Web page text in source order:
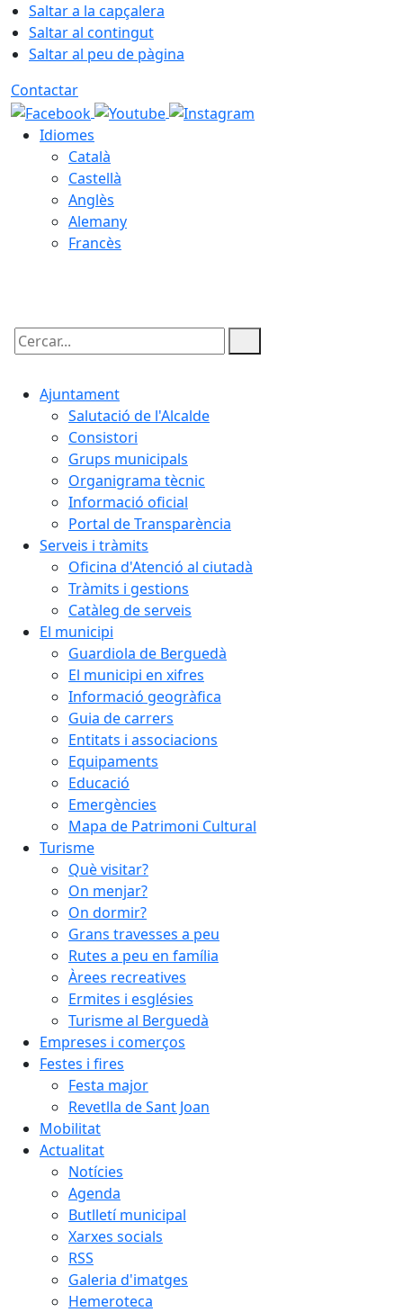
Saltar a la capçalera
Saltar al contingut
Saltar al peu de pàgina
Contactar
Idiomes
Català
Castellà
Anglès
Alemany
Francès
Cercar:
Ajuntament
Salutació de l'Alcalde
Consistori
Grups municipals
Organigrama tècnic
Informació oficial
Portal de Transparència
Serveis i tràmits
Oficina d'Atenció al ciutadà
Tràmits i gestions
Catàleg de serveis
El municipi
Guardiola de Berguedà
El municipi en xifres
Informació geogràfica
Guia de carrers
Entitats i associacions
Equipaments
Educació
Emergències
Mapa de Patrimoni Cultural
Turisme
Què visitar?
On menjar?
On dormir?
Grans travesses a peu
Rutes a peu en família
Àrees recreatives
Ermites i esglésies
Turisme al Berguedà
Empreses i comerços
Festes i fires
Festa major
Revetlla de Sant Joan
Mobilitat
Actualitat
Notícies
Agenda
Butlletí municipal
Xarxes socials
RSS
Galeria d'imatges
Hemeroteca